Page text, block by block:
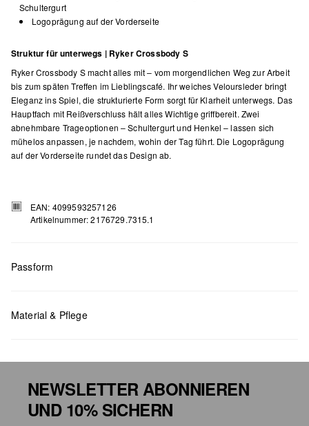
Schultergurt
Logoprägung auf der Vorderseite
Struktur für unterwegs | Ryker Crossbody S
Ryker Crossbody S macht alles mit – vom morgendlichen Weg zur Arbeit
bis zum späten Treffen im Lieblingscafé. Ihr weiches Veloursleder bringt
Eleganz ins Spiel, die strukturierte Form sorgt für Klarheit unterwegs. Das
Hauptfach mit Reißverschluss hält alles Wichtige griffbereit. Zwei
abnehmbare Trageoptionen – Schultergurt und Henkel – lassen sich
mühelos anpassen, je nachdem, wohin der Tag führt. Die Logoprägung
auf der Vorderseite rundet das Design ab.
EAN: 4099593257126
Artikelnummer: 2176729.7315.1
Passform
Material & Pflege
NEWSLETTER ABONNIEREN
UND 10% SICHERN